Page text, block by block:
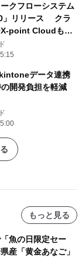
クフローシステム
」リリース クラ
X-point Cloudも同
～運用管理者向け
データ連携
開発負担を軽減
もっと見る
魚の日限定セー
産「黄金あなご」